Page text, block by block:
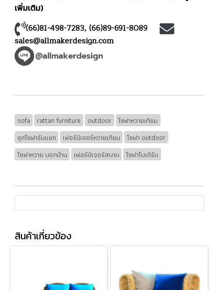
เพิ่มเติม)
(66)81-498-7283, (66)89-691-8089
sales@allmakerdesign.com
sofa rattan furniture outdoor
โซฟาหวายเทียม
ชุดโซฟารับแขก
เฟอร์นิเจอร์หวายเทียม
โซฟา outdoor
โซฟาหวาย นอกบ้าน
เฟอร์นิเจอร์สนาม โซฟาโมเดิร์น
สินค้าเกี่ยวข้อง